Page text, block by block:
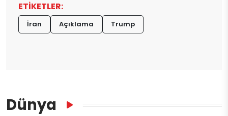
ETİKETLER:
İran Açıklama Trump
Dünya